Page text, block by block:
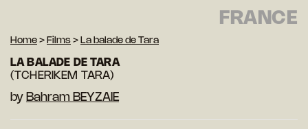
FRANCE
Home > Films > La balade de Tara
LA BALADE DE TARA
(TCHERIKEM TARA)
by Bahram BEYZAIE